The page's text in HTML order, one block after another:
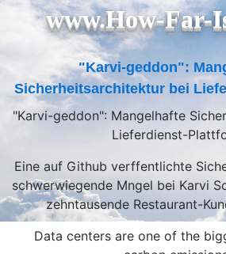
www.How-Far-
"Karvi-geddon":
Sicherheitsarchitektur bei
"Karvi-geddon": Mangelhafte
Lieferdienst-
Eine auf Github verffentlichte
schwerwiegende Mngel bei Karvi
zehntausende Restaurant-
Data centers are one of the